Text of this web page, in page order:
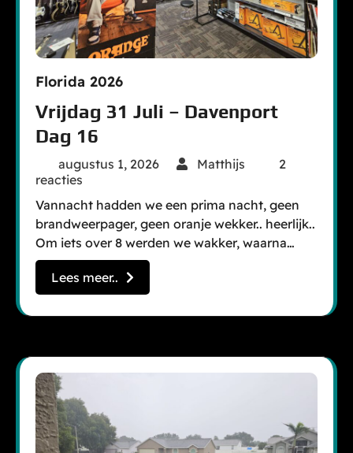
Florida 2026
Vrijdag 31 Juli – Davenport
Dag 16
augustus 1, 2026 Matthijs
2
reacties
Vannacht hadden we een prima nacht, geen
brandweerpager, geen oranje wekker.. heerlijk..
Om iets over 8 werden we wakker, waarna…
Lees meer..